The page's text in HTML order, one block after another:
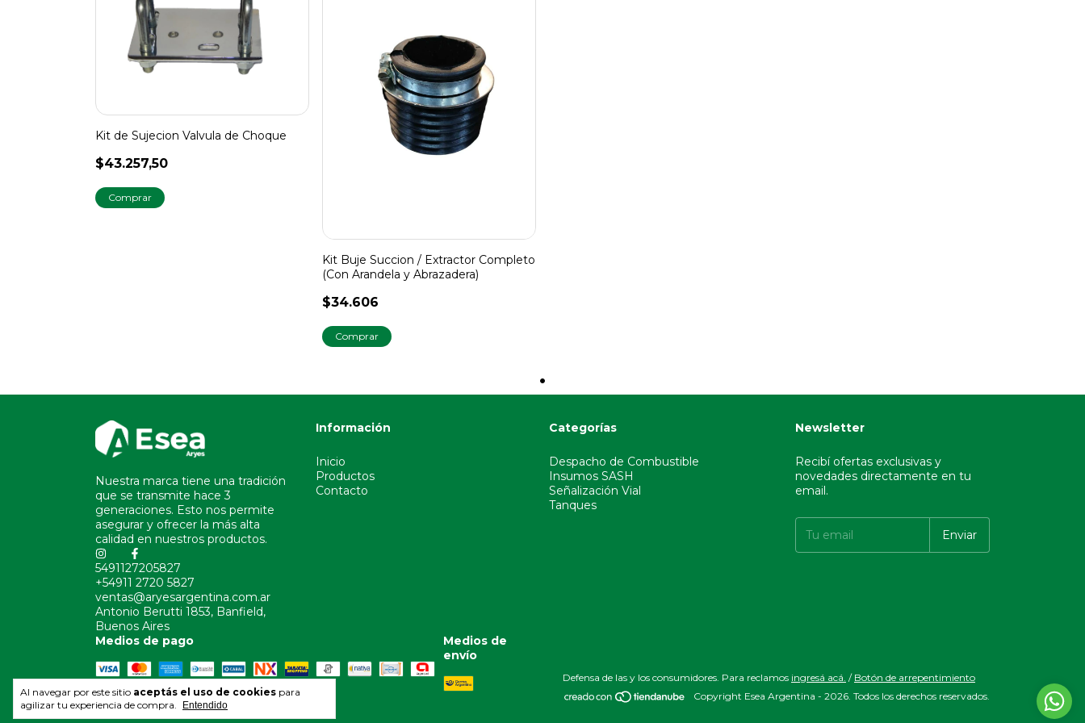
Al navegar por este sitio aceptás el uso de cookies para
agilizar tu experiencia de compra.
Entendido
Kit de Sujecion Valvula de Choque
$43.257,50
Kit Buje Succion / Extractor Completo
(Con Arandela y Abrazadera)
$34.606
Nuestra marca tiene una tradición
que se transmite hace 3
generaciones. Esto nos permite
asegurar y ofrecer la más alta
calidad en nuestros productos.
5491127205827
+54911 2720 5827
ventas@aryesargentina.com.ar
Antonio Berutti 1853, Banfield,
Buenos Aires
Información
Inicio
Productos
Contacto
Categorías
Despacho de Combustible
Insumos SASH
Señalización Vial
Tanques
Newsletter
Recibí ofertas exclusivas y
novedades directamente en tu
email.
Medios de pago
Medios de
envío
Defensa de las y los consumidores. Para reclamos ingresá acá. / Botón de arrepentimiento
Copyright Esea Argentina - 2026. Todos los derechos reservados.